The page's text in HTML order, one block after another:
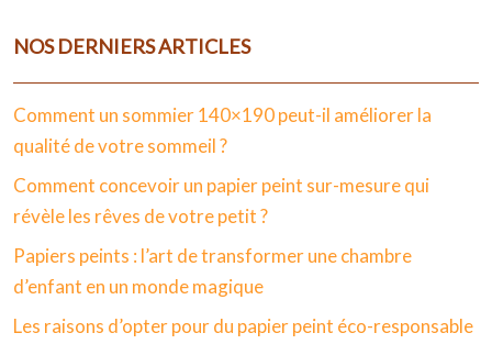
NOS DERNIERS ARTICLES
Comment un sommier 140×190 peut-il améliorer la
qualité de votre sommeil ?
Comment concevoir un papier peint sur-mesure qui
révèle les rêves de votre petit ?
Papiers peints : l’art de transformer une chambre
d’enfant en un monde magique
Les raisons d’opter pour du papier peint éco-responsable